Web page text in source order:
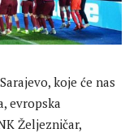
koje će nas
evropska
Željezničar,